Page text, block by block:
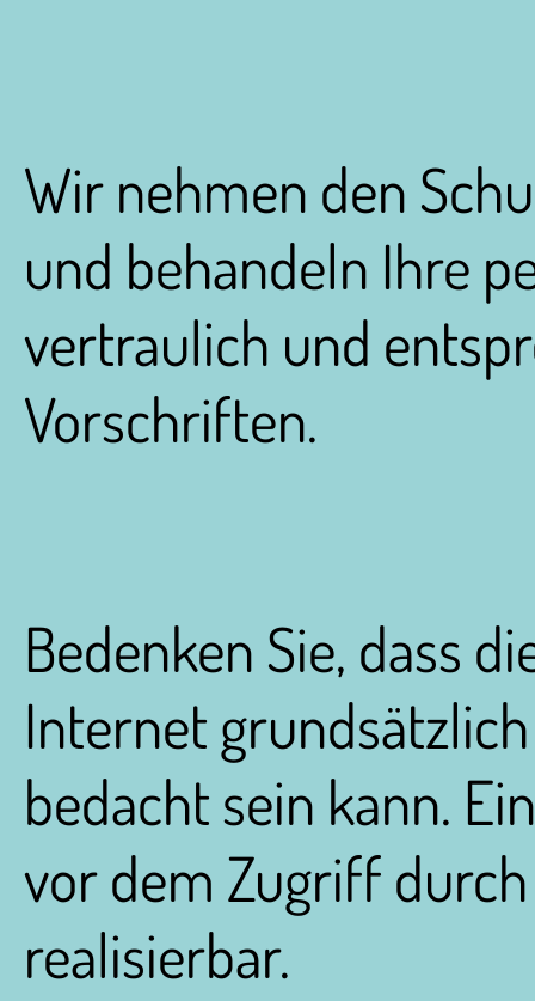
Wir nehmen den
und behandeln Ihre
vertraulich und
Vorschriften.
Bedenken Sie, dass
Internet
bedacht sein kann.
vor dem Zugriff
realisierbar.